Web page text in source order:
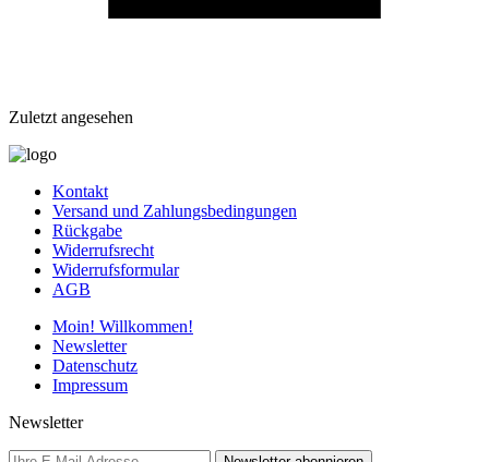
Zuletzt angesehen
Kontakt
Versand und Zahlungsbedingungen
Rückgabe
Widerrufsrecht
Widerrufsformular
AGB
Moin! Willkommen!
Newsletter
Datenschutz
Impressum
Newsletter